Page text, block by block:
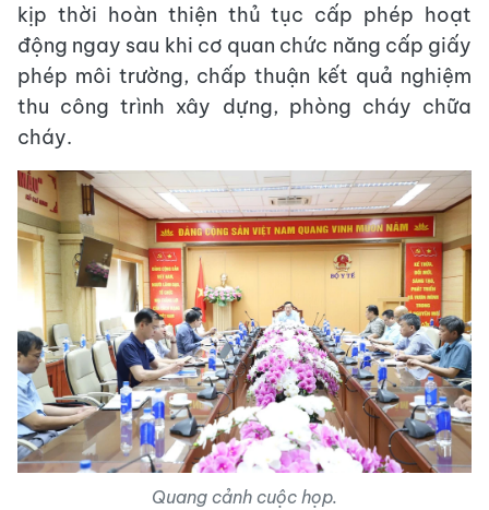
kịp thời hoàn thiện thủ tục cấp phép hoạt
động ngay sau khi cơ quan chức năng cấp giấy
phép môi trường, chấp thuận kết quả nghiệm
thu công trình xây dựng, phòng cháy chữa
cháy.
Quang cảnh cuộc họp.